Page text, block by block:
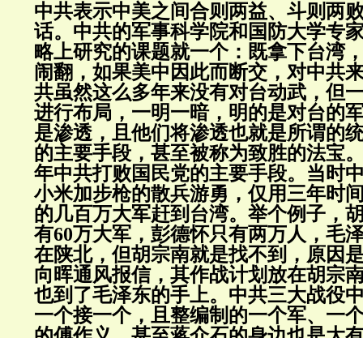
中共表示中美之间合则两益、斗则两
话。中共的军事科学院和国防大学专
略上研究的课题就一个：既拿下台湾
闹翻，如果美中因此而断交，对中共
共虽然这么多年来没有对台动武，但
进行布局，一明一暗，明的是对台的
是渗透，且他们将渗透也就是所谓的
的主要手段，甚至被称为致胜的法宝
年中共打败国民党的主要手段。当时
小米加步枪的散兵游勇，仅用三年时
的几百万大军赶到台湾。举个例子，
有60万大军，彭德怀只有两万人，毛
在陕北，但胡宗南就是找不到，原因
向晖通风报信，其作战计划放在胡宗
也到了毛泽东的手上。中共三大战役
一个接一个，且整编制的一个军、一